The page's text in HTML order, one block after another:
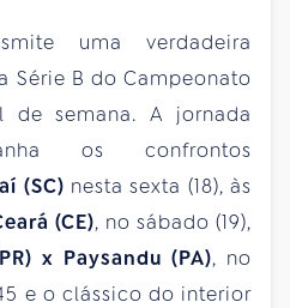
uma verdadeira
Série B do Campeonato
de semana. A jornada
os confrontos
(SC) nesta sexta (18), às
(CE), no sábado (19),
x Paysandu (PA), no
e o clássico do interior